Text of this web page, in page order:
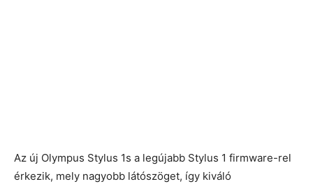
Az új Olympus Stylus 1s a legújabb Stylus 1 firmware-rel
érkezik, mely nagyobb látószöget, így kiváló